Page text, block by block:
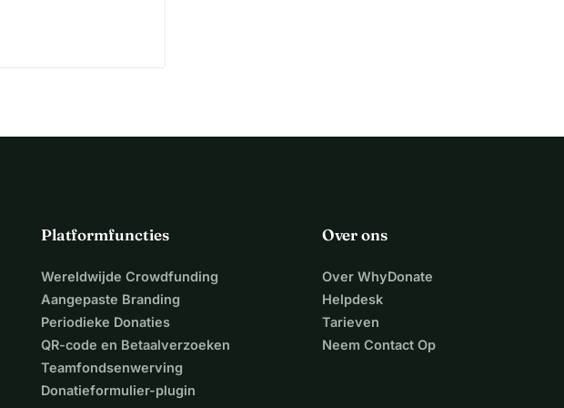
Platformfuncties
Wereldwijde Crowdfunding
Aangepaste Branding
Periodieke Donaties
QR-code en Betaalverzoeken
Teamfondsenwerving
Donatieformulier-plugin
Over ons
Over WhyDonate
Helpdesk
Tarieven
Neem Contact Op